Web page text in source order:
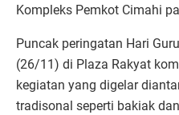
Kompleks Pemkot Cimahi
Puncak peringatan Hari
(26/11) di Plaza Rakyat
kegiatan yang digelar
tradisonal seperti bakiak